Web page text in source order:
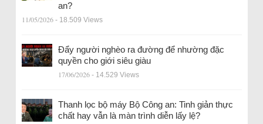
an?
11/05/2026 - 18.509 Views
Đẩy người nghèo ra đường để nhường đặc
quyền cho giới siêu giàu
17/06/2026 - 14.529 Views
Thanh lọc bộ máy Bộ Công an: Tinh giản thực
chất hay vẫn là màn trình diễn lấy lệ?